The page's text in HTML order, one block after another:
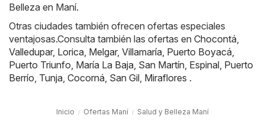
Belleza en Maní.
Otras ciudades también ofrecen ofertas especiales
ventajosas.Consulta también las ofertas en Chocontá,
Valledupar, Lorica, Melgar, Villamaría, Puerto Boyacá,
Puerto Triunfo, María La Baja, San Martín, Espinal, Puerto
Berrío, Tunja, Cocorná, San Gil, Miraflores .
Inicio Ofertas Maní Salud y Belleza Maní